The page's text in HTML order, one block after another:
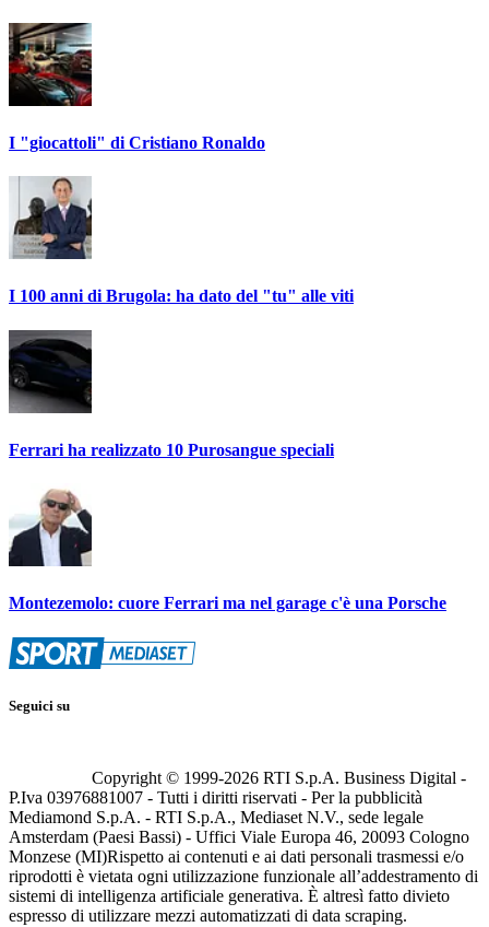
I "giocattoli" di Cristiano Ronaldo
I 100 anni di Brugola: ha dato del "tu" alle viti
Ferrari ha realizzato 10 Purosangue speciali
Montezemolo: cuore Ferrari ma nel garage c'è una Porsche
Seguici su
Copyright © 1999-2026 RTI S.p.A. Business Digital -
P.Iva 03976881007 - Tutti i diritti riservati - Per la pubblicità
Mediamond S.p.A. - RTI S.p.A., Mediaset N.V., sede legale
Amsterdam (Paesi Bassi) - Uffici Viale Europa 46, 20093 Cologno
Monzese (MI)Rispetto ai contenuti e ai dati personali trasmessi e/o
riprodotti è vietata ogni utilizzazione funzionale all’addestramento di
sistemi di intelligenza artificiale generativa. È altresì fatto divieto
espresso di utilizzare mezzi automatizzati di data scraping.